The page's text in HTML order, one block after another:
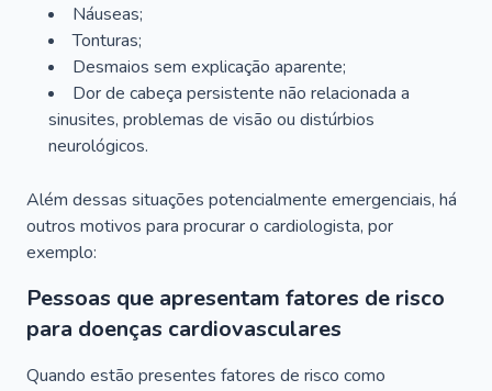
Náuseas;
Tonturas;
Desmaios sem explicação aparente;
Dor de cabeça persistente não relacionada a
sinusites, problemas de visão ou distúrbios
neurológicos.
Além dessas situações potencialmente emergenciais, há
outros motivos para procurar o cardiologista, por
exemplo:
Pessoas que apresentam fatores de risco
para doenças cardiovasculares
Quando estão presentes fatores de risco como